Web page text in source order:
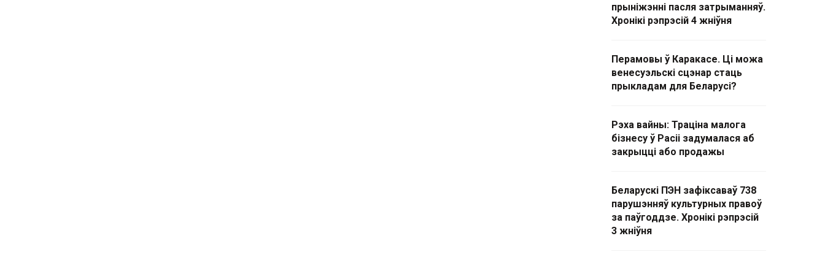
прыніжэнні пасля затрыманняў.
Хронікі рэпрэсій 4 жніўня
Перамовы ў Каракасе. Ці можа
венесуэльскі сцэнар стаць
прыкладам для Беларусі?
Рэха вайны: Траціна малога
бізнесу ў Расіі задумалася аб
закрыцці або продажы
Беларускі ПЭН зафіксаваў 738
парушэнняў культурных правоў
за паўгоддзе. Хронікі рэпрэсій
3 жніўня